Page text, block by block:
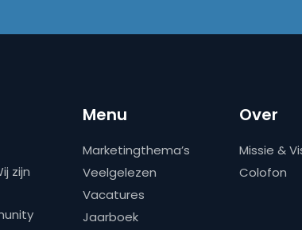
zijn
Menu
Marketingthema’s
Veelgelezen
Vacatures
Jaarboek
Over
Missie &
Colofon